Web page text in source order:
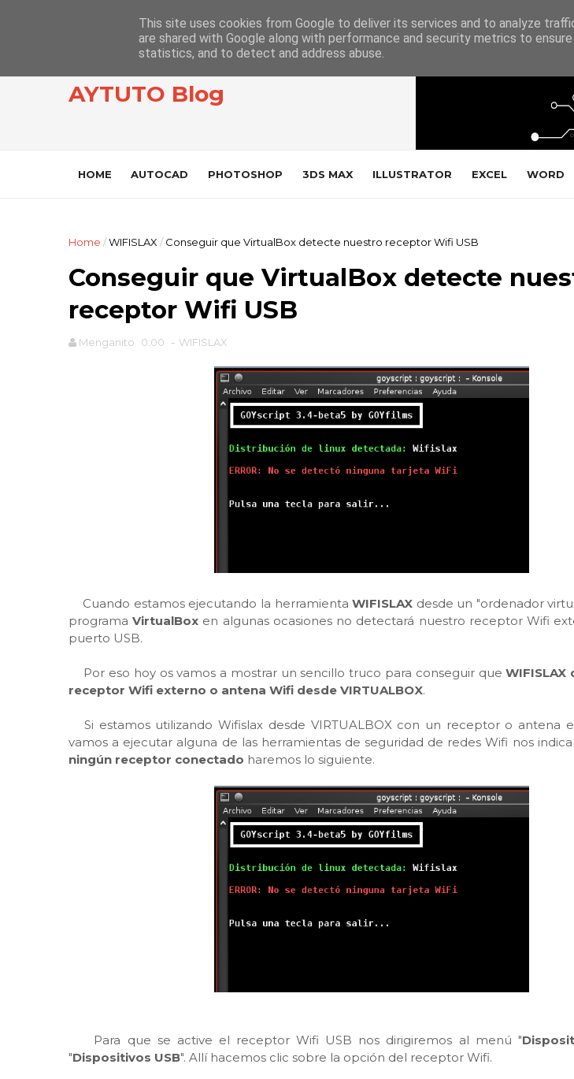
AYTUTO Blog
HOME AUTOCAD PHOTOSHOP 3DS MAX ILLUSTRATOR EXCEL WORD
Home /WIFISLAX / Conseguir que VirtualBox detecte nuestro receptor Wifi USB
Conseguir que VirtualBox detecte
receptor Wifi USB
Menganito 0:00 - WIFISLAX
Cuando estamos ejecutando la herramientaWIFISLAX desde un "ordenador
programaVirtualBox en algunas ocasiones no detectará nuestro receptor Wifi
puerto USB.
Por eso hoy os vamos a mostrar un sencillo truco para conseguir que
receptor Wifi externo o antena Wifi desde VIRTUALBOX.
Si estamos utilizando Wifislax desde VIRTUALBOX con un receptor o antena
vamos a ejecutar alguna de las herramientas de seguridad de redes Wifi nos
ningún receptor conectado haremos lo siguiente.
Para que se active el receptor Wifi USB nos dirigiremos al menú "
"Dispositivos USB". Allí hacemos clic sobre la opción del receptor Wifi.
This site uses cookies from Google to deliver its services and to analyze
are shared with Google along with performance and security metrics to
statistics, and to detect and address abuse.